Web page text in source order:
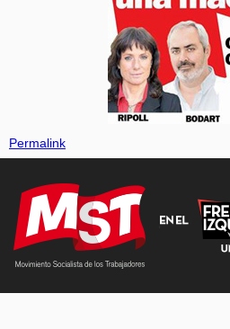
Permalink